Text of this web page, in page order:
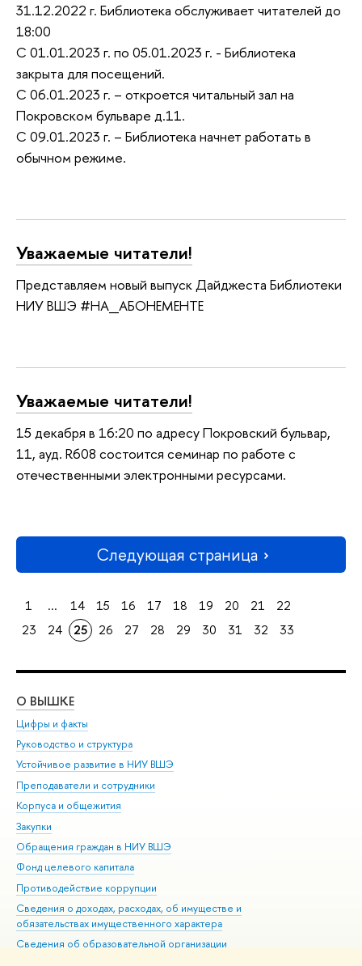
31.12.2022 г. Библиотека обслуживает читателей до
18:00
С 01.01.2023 г. по 05.01.2023 г. - Библиотека
закрыта для посещений.
С 06.01.2023 г. – откроется читальный зал на
Покровском бульваре д.11.
С 09.01.2023 г. – Библиотека начнет работать в
обычном режиме.
Уважаемые читатели!
Представляем новый выпуск Дайджеста Библиотеки
НИУ ВШЭ #НА_АБОНЕМЕНТЕ
Уважаемые читатели!
15 декабря в 16:20 по адресу Покровский бульвар,
11, ауд. R608 состоится семинар по работе с
отечественными электронными ресурсами.
Следующая страница
1 ... 14 15 16 17 18 19 20 21
22
23
24 25 26 27 28 29 30 31 32 33
О ВЫШКЕ
Цифры и факты
Руководство и структура
Устойчивое развитие в НИУ ВШЭ
Преподаватели и сотрудники
Корпуса и общежития
Закупки
Обращения граждан в НИУ ВШЭ
Фонд целевого капитала
Противодействие коррупции
Сведения о доходах, расходах, об имуществе и
обязательствах имущественного характера
Сведения об образовательной организации